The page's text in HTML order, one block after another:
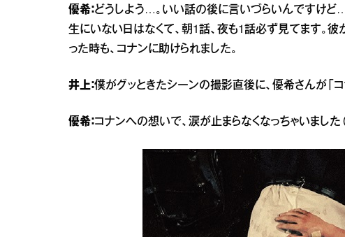
優希：どうしよう…。いい話の後に言いづらいんですけど
生にいない日はなくて、朝1話、夜も1話必ず見てます。
った時も、コナンに助けられました。
井上：僕がグッときたシーンの撮影直後に、優希さんが「コ
優希：コナンへの想いで、涙が止まらなくなっちゃいました（